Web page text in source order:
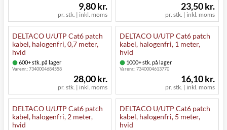
pr. stk. | inkl. moms
9,80 kr.
pr. stk. | inkl. moms
23,50 kr.
DELTACO U/UTP Cat6 patch
kabel, halogenfri, 0,7 meter,
hvid
600+ stk. på lager
Varenr.:7340004684558
pr. stk. | inkl. moms
28,00 kr.
DELTACO U/UTP Cat6 patch
kabel, halogenfri, 1 meter,
hvid
1000+ stk. på lager
Varenr.:7340004613770
pr. stk. | inkl. moms
16,10 kr.
DELTACO U/UTP Cat6 patch
kabel, halogenfri, 2 meter,
hvid
DELTACO U/UTP Cat6 patch
kabel, halogenfri, 5 meter,
hvid